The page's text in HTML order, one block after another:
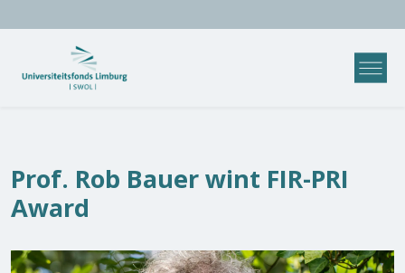
Prof. Rob Bauer wint FIR-PRI
Award